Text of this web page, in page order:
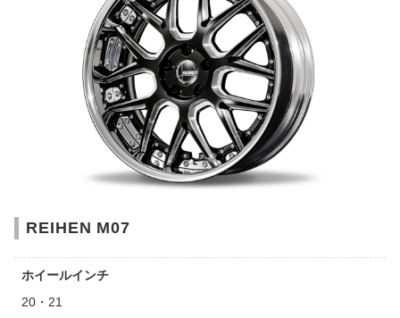
REIHEN M07
ホイールインチ
20・21